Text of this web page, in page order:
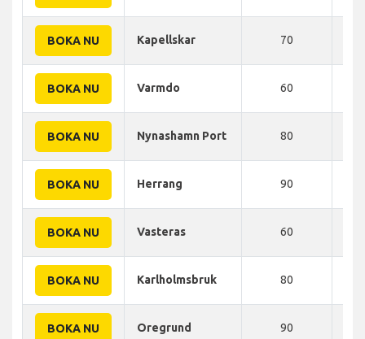
BOKA NU Kapellskar 70
BOKA NU Varmdo 60
BOKA NU Nynashamn Port 80
BOKA NU Herrang 90
BOKA NU Vasteras 60
BOKA NU Karlholmsbruk 80
BOKA NU Oregrund 90